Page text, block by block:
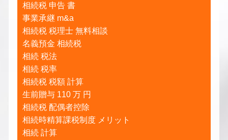
相続税 申告 書
事業承継 m&a
相続税 税理士 無料相談
名義預金 相続税
相続 税法
相続 税率
相続税 税額 計算
生前贈与 110 万 円
相続税 配偶者控除
相続時精算課税制度 メリット
相続 計算